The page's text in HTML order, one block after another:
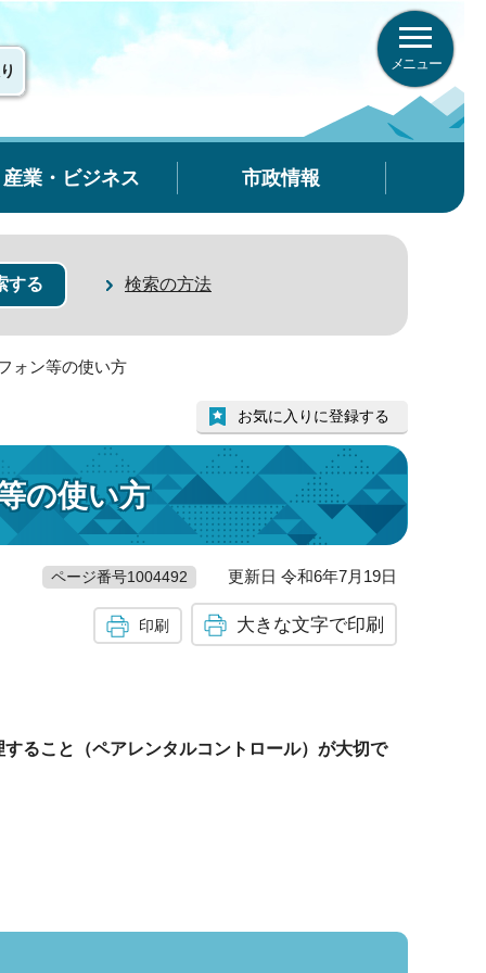
メニュー
産業・ビジネス 市政情報
検索の方法
ォン等の使い方
の使い方
お気に入りに登録する
ページ番号1004492 更新日 令和6年7月19日
印刷 大きな文字で印刷
ること（ペアレンタルコントロール）が大切で